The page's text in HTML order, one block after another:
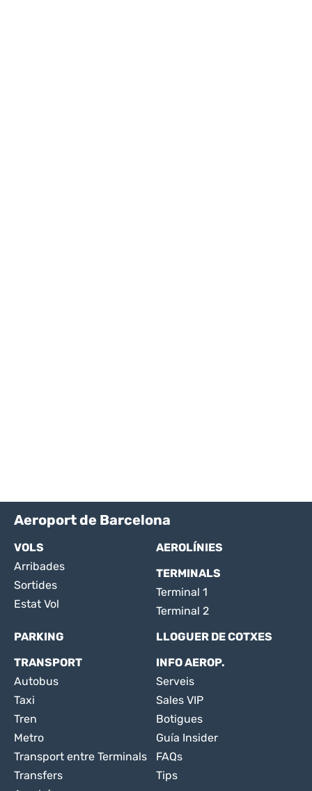
Aeroport de Barcelona
VOLS
Arribades
Sortides
Estat Vol
AEROLÍNIES
TERMINALS
Terminal 1
Terminal 2
PARKING
LLOGUER DE COTXES
TRANSPORT
Autobus
Taxi
Tren
Metro
Transport entre Terminals
Transfers
INFO AEROP.
Serveis
Sales VIP
Botigues
Guía Insider
FAQs
Tips